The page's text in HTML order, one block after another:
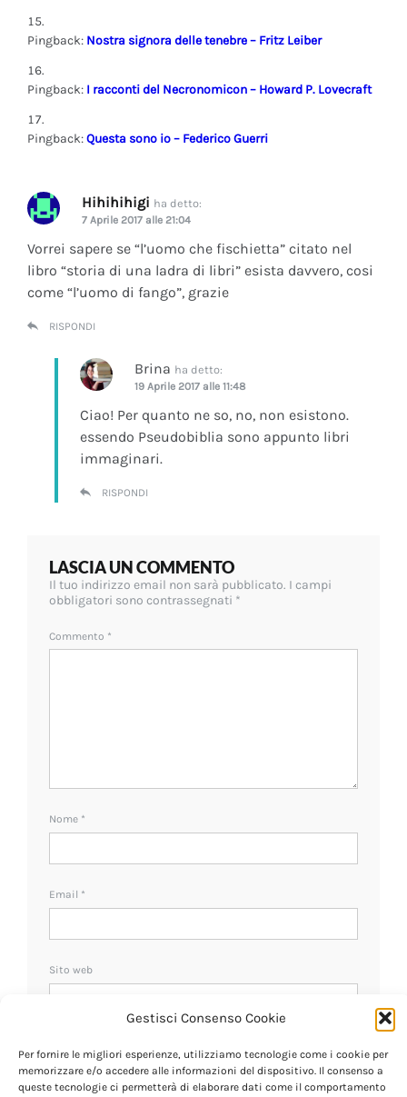
Gestisci Consenso Cookie
Per fornire le migliori esperienze, utilizziamo tecnologie come i cookie per
memorizzare e/o accedere alle informazioni del dispositivo. Il consenso a
queste tecnologie ci permetterà di elaborare dati come il comportamento
Pingback: Nostra signora delle tenebre – Fritz Leiber
Pingback: I racconti del Necronomicon – Howard P. Lovecraft
Pingback:Questa sono io – Federico Guerri
Hihihihigi ha detto:
7 Aprile 2017 alle 21:04
Vorrei sapere se “l’uomo che fischietta” citato nel
libro “storia di una ladra di libri” esista davvero, cosi
come “l’uomo di fango”, grazie
RISPONDI
Brina ha detto:
19 Aprile 2017 alle 11:48
Ciao! Per quanto ne so, no, non esistono.
essendo Pseudobiblia sono appunto libri
immaginari.
RISPONDI
LASCIA UN COMMENTO
Il tuo indirizzo email non sarà pubblicato. I campi
obbligatori sono contrassegnati *
Commento *
Nome *
Email *
Sito web